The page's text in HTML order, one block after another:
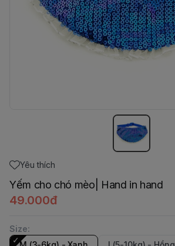
Yêu thích
Yếm cho chó mèo| Hand in hand
49.000đ
Size: